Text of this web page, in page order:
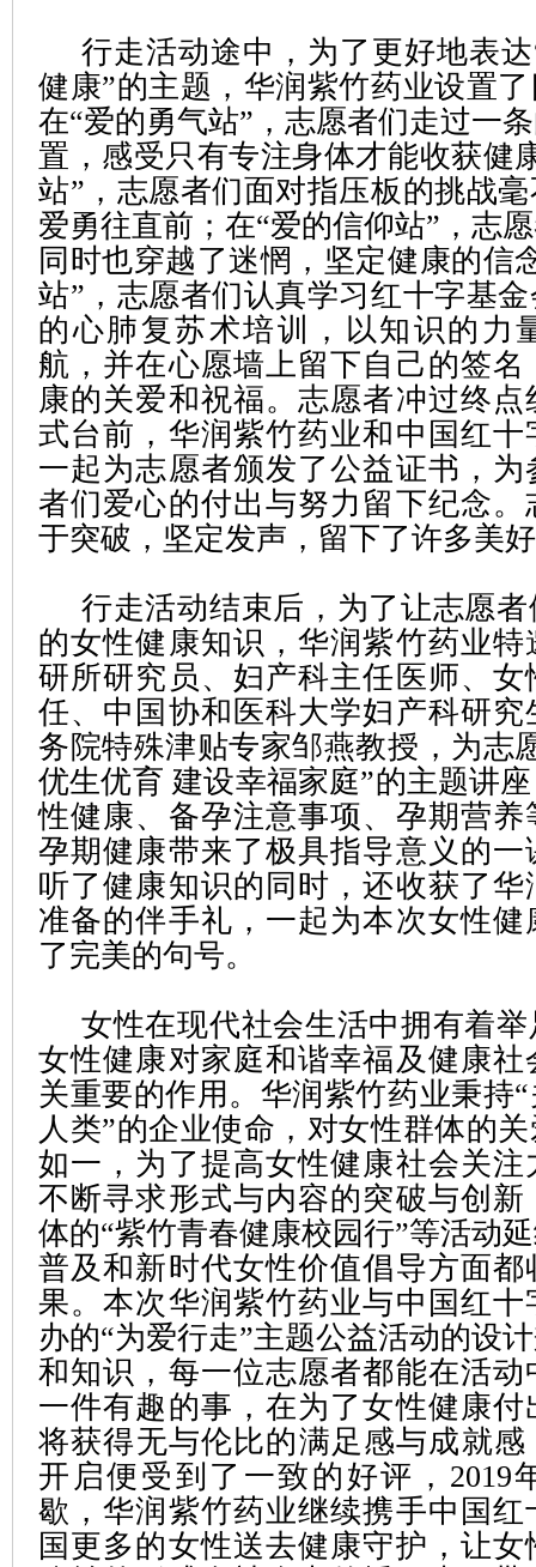
行走活动途中，为了更好地表
健康”的主题，华润紫竹药业设置
在“爱的勇气站”，志愿者们走过一
置，感受只有专注身体才能收获健
站”，志愿者们面对指压板的挑战
爱勇往直前；在“爱的信仰站”，志
同时也穿越了迷惘，坚定健康的信
站”，志愿者们认真学习红十字基
的心肺复苏术培训，以知识的力
航，并在心愿墙上留下自己的签
康的关爱和祝福。志愿者冲过终
式台前，华润紫竹药业和中国红十
一起为志愿者颁发了公益证书，
者们爱心的付出与努力留下纪念。
于突破，坚定发声，留下了许多美
行走活动结束后，为了让志愿
的女性健康知识，华润紫竹药业
研所研究员、妇产科主任医师、女
任、中国协和医科大学妇产科研究
务院特殊津贴专家邹燕教授，为志
优生优育 建设幸福家庭”的主题讲
性健康、备孕注意事项、孕期营养
孕期健康带来了极具指导意义的一
听了健康知识的同时，还收获了
准备的伴手礼，一起为本次女性
了完美的句号。
女性在现代社会生活中拥有着
女性健康对家庭和谐幸福及健康社
关重要的作用。华润紫竹药业秉持
人类”的企业使命，对女性群体的
如一，为了提高女性健康社会关注
不断寻求形式与内容的突破与创新
体的“紫竹青春健康校园行”等活动
普及和新时代女性价值倡导方面都
果。本次华润紫竹药业与中国红十
办的“为爱行走”主题公益活动的设
和知识，每一位志愿者都能在活动
一件有趣的事，在为了女性健康
将获得无与伦比的满足感与成就感
开启便受到了一致的好评，2019
歇，华润紫竹药业继续携手中国红
国更多的女性送去健康守护，让